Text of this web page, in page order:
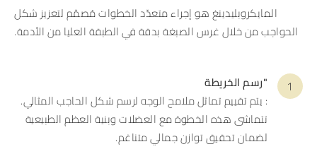
المايكروبليدينغ هو إجراء متعدّد الخطوات مُصمّم لتعزيز شكل
الحواجب من خلال غرس الصبغة بدقة في الطبقة العليا من الأدمة.
"رسم الخريطة
: يتم تقييم تماثل ملامح الوجه لرسم شكل الحاجب المثالي.
تتماشى هذه الخطوة مع العضلات وبنية العظم الطبيعية
لضمان تحقيق توازن جمالي متناغم.